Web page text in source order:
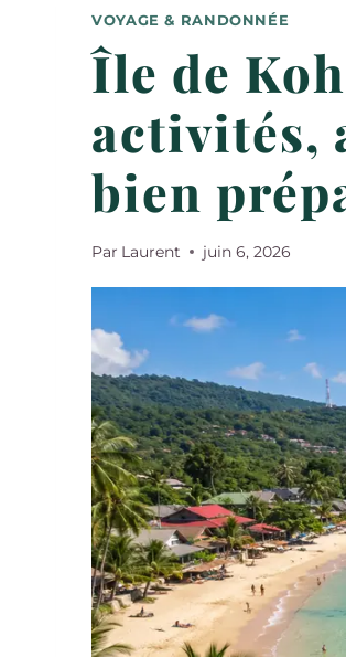
VOYAGE & RANDONNÉE
Île de
activités,
bien
Par Laurent juin 6, 2026